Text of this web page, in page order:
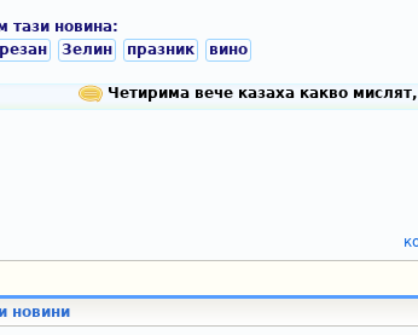
тази новина:
Зелин празник вино
Четирима вече казаха какво
новини